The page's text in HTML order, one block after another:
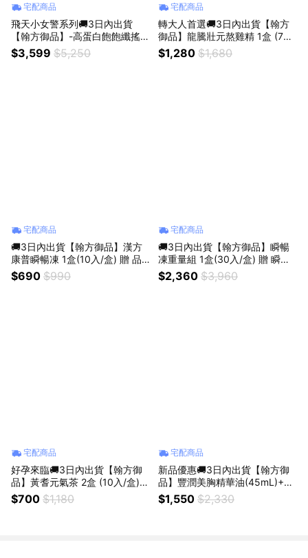
宅配商品
飛天小女警系列🚚3日內出貨
【翰方御品】-高蛋白飽飽纖搖飲
30入組 (焙茶烏龍拿鐵10入/ 雲
朵咖啡10入 / 花生爆米花10入)
$3,599 $5,250
宅配商品
轉大人首選🚚3日內出貨【翰方
御品】龍騰壯元熬雞精 1盒 (7入)
贈 品牌送禮提袋 畢業禮物 青春
期 學生
$1,280 $1,680
宅配商品
🚚3日內出貨【翰方御品】漢方
康普瞬暢凍 1盒(10入/盒) 贈 品
牌送禮提袋
$690 $990
宅配商品
🚚3日內出貨【翰方御品】瞬暢
凍重量組 1盒(30入/盒) 贈 瞬暢
凍 1盒(10入/盒) +品牌送禮提袋
$2,360 $3,960
宅配商品
好孕來臨🚚3日內出貨【翰方御
品】黃耆元氣茶 2盒 (10入/盒)
贈 品牌送禮提袋 孕婦 哺乳期 適
用
$700 $1,180
宅配商品
新品優惠🚚3日內出貨【翰方御
品】豐潤美胸精華油(45mL)+陶
瓷刮痧板 贈 品牌送禮提袋
$1,550 $2,330